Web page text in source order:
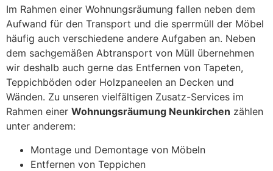
Im Rahmen einer Wohnungsräumung fallen neben dem
Aufwand für den Transport und die sperrmüll der Möbel
häufig auch verschiedene andere Aufgaben an. Neben
dem sachgemäßen Abtransport von Müll übernehmen
wir deshalb auch gerne das Entfernen von Tapeten,
Teppichböden oder Holzpaneelen an Decken und
Wänden. Zu unseren vielfältigen Zusatz-Services im
Rahmen einer Wohnungsräumung Neunkirchen zählen
unter anderem:
Montage und Demontage von Möbeln
Entfernen von Teppichen